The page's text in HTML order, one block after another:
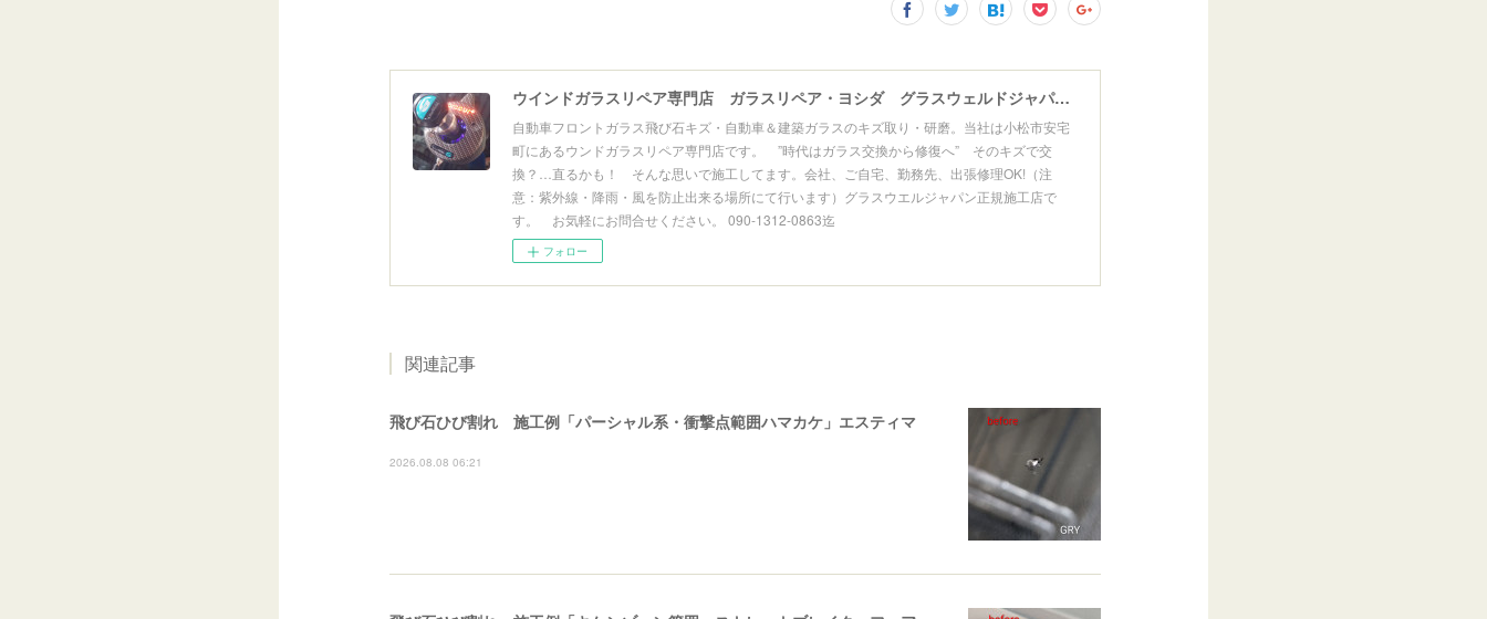
ウインドガラスリペア専門店 ガラスリペア・ヨシダ グラスウェルドジャパン 正規施工店 小松市
自動車フロントガラス飛び石キズ・自動車＆建築ガラスのキズ取り・研磨。当社は小松市安宅
町にあるウンドガラスリペア専門店です。 ”時代はガラス交換から修復へ” そのキズで交
換？…直るかも！ そんな思いで施工してます。会社、ご自宅、勤務先、出張修理OK!（注
意：紫外線・降雨・風を防止出来る場所にて行います）グラスウエルジャパン正規施工店で
す。 お気軽にお問合せください。 090-1312-0863迄
フォロー
関連記事
飛び石ひび割れ 施工例「パーシャル系・衝撃点範囲ハマカケ」エスティマ
2026.08.08 06:21